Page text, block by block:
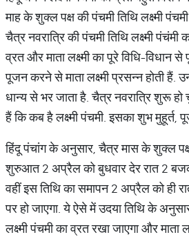
माह के शुक्ल पक्ष की पंचमी तिथि लक्ष्मी
चैत्र नवरात्रि की पंचमी तिथि लक्ष्मी
व्रत और माता लक्ष्मी का पूरे विधि-विधान
पूजन करने से माता लक्ष्मी प्रसन्न होती हैं.
धान्य से भर जाता है. चैत्र नवरात्रि शुरू
हैं कि कब है लक्ष्मी पंचमी. इसका शुभ मुहूर्त,
हिंदू पंचांग के अनुसार, चैत्र मास के शुक्ल
शुरुआत 2 अप्रैल को बुधवार देर रात 2
वहीं इस तिथि का समापन 2 अप्रैल को ही
पर हो जाएगा. ये ऐसे में उदया तिथि के
लक्ष्मी पंचमी का व्रत रखा जाएगा और माता